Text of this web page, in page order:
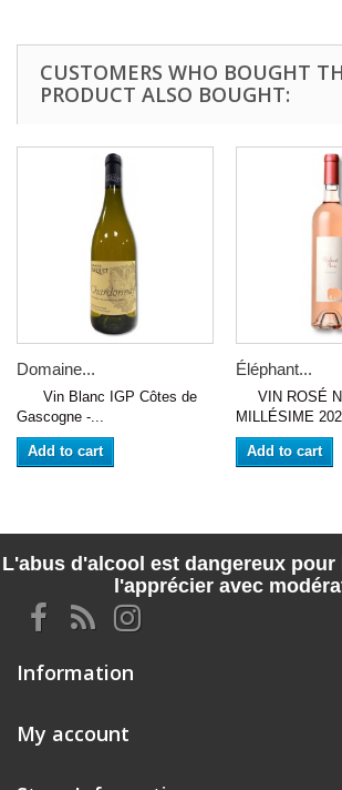
CUSTOMERS WHO BOUGHT
PRODUCT ALSO BOUGHT:
Domaine...
Vin Blanc IGP Côtes de
Gascogne -...
Add to cart
Éléphant...
VIN ROSÉ
MILLÉSIME
Add to cart
L'abus d'alcool est dangereux pour
l'apprécier avec
Information
My account